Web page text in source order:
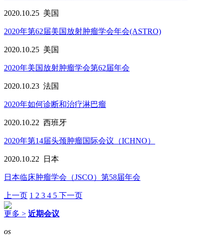
2020.10.25 美国
2020年第62届美国放射肿瘤学会年会(ASTRO)
2020.10.25 美国
2020年美国放射肿瘤学会第62届年会
2020.10.23 法国
2020年如何诊断和治疗淋巴瘤
2020.10.22 西班牙
2020年第14届头颈肿瘤国际会议（ICHNO）
2020.10.22 日本
日本临床肿瘤学会（JSCO）第58届年会
上一页 1 2 3 4 5 下一页
更多 > 近期会议
os